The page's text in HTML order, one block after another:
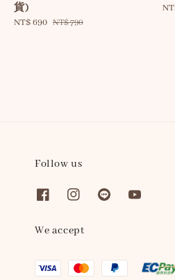
貨)
Sale
NT$ 690 Regular
NT$ 790
Follow us
We accept